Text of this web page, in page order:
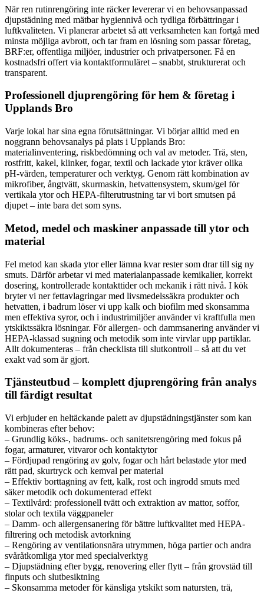
När ren rutinrengöring inte räcker levererar vi en behovsanpassad
djupstädning med mätbar hygiennivå och tydliga förbättringar i
luftkvaliteten. Vi planerar arbetet så att verksamheten kan fortgå med
minsta möjliga avbrott, och tar fram en lösning som passar företag,
BRF:er, offentliga miljöer, industrier och privatpersoner. Få en
kostnadsfri offert via kontaktformuläret – snabbt, strukturerat och
transparent.
Professionell djuprengöring för hem & företag i
Upplands Bro
Varje lokal har sina egna förutsättningar. Vi börjar alltid med en
noggrann behovsanalys på plats i Upplands Bro:
materialinventering, riskbedömning och val av metoder. Trä, sten,
rostfritt, kakel, klinker, fogar, textil och lackade ytor kräver olika
pH-värden, temperaturer och verktyg. Genom rätt kombination av
mikrofiber, ångtvätt, skurmaskin, hetvattensystem, skum/gel för
vertikala ytor och HEPA-filterutrustning tar vi bort smutsen på
djupet – inte bara det som syns.
Metod, medel och maskiner anpassade till ytor och
material
Fel metod kan skada ytor eller lämna kvar rester som drar till sig ny
smuts. Därför arbetar vi med materialanpassade kemikalier, korrekt
dosering, kontrollerade kontakttider och mekanik i rätt nivå. I kök
bryter vi ner fettavlagringar med livsmedelssäkra produkter och
hetvatten, i badrum löser vi upp kalk och biofilm med skonsamma
men effektiva syror, och i industrimiljöer använder vi kraftfulla men
ytskiktssäkra lösningar. För allergen- och dammsanering använder vi
HEPA-klassad sugning och metodik som inte virvlar upp partiklar.
Allt dokumenteras – från checklista till slutkontroll – så att du vet
exakt vad som är gjort.
Tjänsteutbud – komplett djuprengöring från analys
till färdigt resultat
Vi erbjuder en heltäckande palett av djupstädningstjänster som kan
kombineras efter behov:
– Grundlig köks-, badrums- och sanitetsrengöring med fokus på
fogar, armaturer, vitvaror och kontaktytor
– Fördjupad rengöring av golv, fogar och hårt belastade ytor med
rätt pad, skurtryck och kemval per material
– Effektiv borttagning av fett, kalk, rost och ingrodd smuts med
säker metodik och dokumenterad effekt
– Textilvård: professionell tvätt och extraktion av mattor, soffor,
stolar och textila väggpaneler
– Damm- och allergensanering för bättre luftkvalitet med HEPA-
filtrering och metodisk avtorkning
– Rengöring av ventilationsnära utrymmen, höga partier och andra
svåråtkomliga ytor med specialverktyg
– Djupstädning efter bygg, renovering eller flytt – från grovstäd till
finputs och slutbesiktning
– Skonsamma metoder för känsliga ytskikt som natursten, trä,